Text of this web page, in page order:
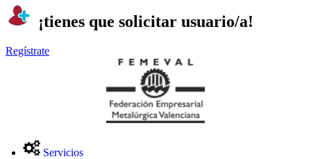
¡tienes que solicitar usuario/a!
Regístrate
Servicios